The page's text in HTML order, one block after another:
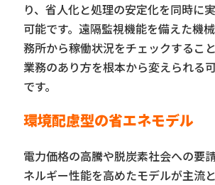
り、省人化と処理の安定化を同時に
可能です。遠隔監視機能を備えた機
務所から稼働状況をチェックするこ
業務のあり方を根本から変えられる
です。
環境配慮型の省エネモデル
電力価格の高騰や脱炭素社会への要
ネルギー性能を高めたモデルが主流